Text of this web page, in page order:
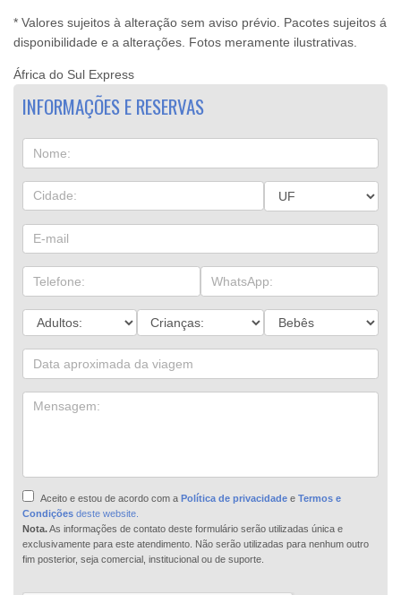
* Valores sujeitos à alteração sem aviso prévio. Pacotes sujeitos á
disponibilidade e a alterações. Fotos meramente ilustrativas.
África do Sul Express
INFORMAÇÕES E RESERVAS
Aceito e estou de acordo com a Política de privacidadee Termos e
Condições deste website.
Nota.As informações de contato deste formulário serão utilizadas única e
exclusivamente para este atendimento. Não serão utilizadas para nenhum outro
fim posterior, seja comercial, institucional ou de suporte.